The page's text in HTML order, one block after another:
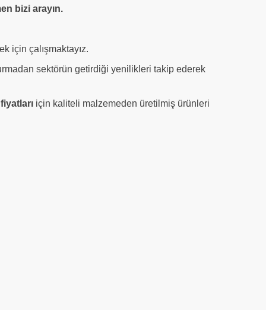
bizi arayın.
için çalışmaktayız.
sektörün getirdiği yenilikleri takip ederek
için kaliteli malzemeden üretilmiş ürünleri